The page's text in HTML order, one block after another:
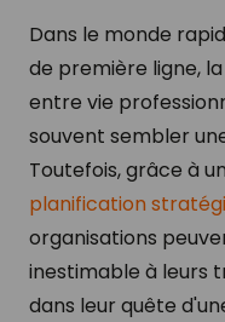
Dans le monde
de première ligne,
entre vie
souvent sembler
Toutefois, grâce à
planification
organisations
inestimable à leurs
dans leur quête